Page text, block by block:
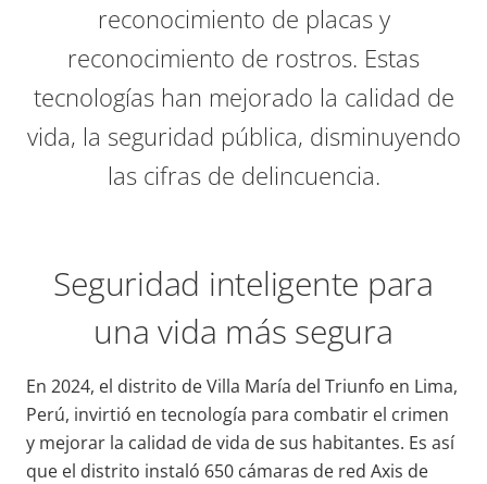
reconocimiento de placas y
reconocimiento de rostros. Estas
tecnologías han mejorado la calidad de
vida, la seguridad pública, disminuyendo
las cifras de delincuencia.
Seguridad inteligente para
una vida más segura
En 2024, el distrito de Villa María del Triunfo en Lima,
Perú, invirtió en tecnología para combatir el crimen
y mejorar la calidad de vida de sus habitantes. Es así
que el distrito instaló 650 cámaras de red Axis de